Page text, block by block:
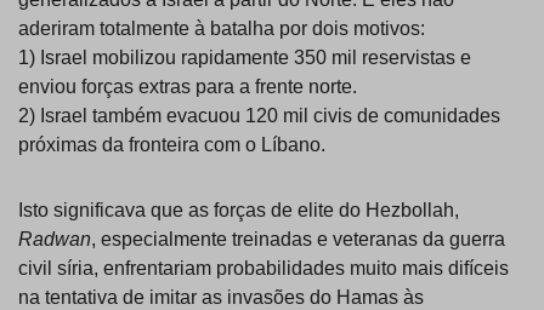
aderiram totalmente à batalha por dois motivos:
1) Israel mobilizou rapidamente 350 mil reservistas e
enviou forças extras para a frente norte.
2) Israel também evacuou 120 mil civis de comunidades
próximas da fronteira com o Líbano.
Isto significava que as forças de elite do Hezbollah,
Radwan, especialmente treinadas e veteranas da guerra
civil síria, enfrentariam probabilidades muito mais difíceis
na tentativa de imitar as invasões do Hamas às